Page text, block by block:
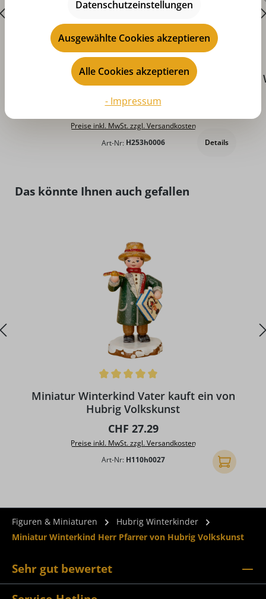
Durchschnittliche Bewertung von 5 von 5 Sternen
Winter - Anbaulandschaft rechts von
Regulärer Preis:
CHF 30.63
Preise inkl. MwSt. zzgl. Versandkosten
Art-Nr: H253h0006 Details
Produktgalerie überspringen
Das könnte Ihnen auch gefallen
Miniatur Winterkind Vater kauft ein von
Hubrig Volkskunst
Regulärer Preis:
CHF 27.29
Preise inkl. MwSt. zzgl. Versandkosten
Art-Nr: H110h0027 In den
Figuren & Miniaturen
Hubrig Winterkinder
Miniatur Winterkind Herr Pfarrer von Hubrig Volkskunst
Sehr gut bewertet
Datenschutzeinstellungen
Ausgewählte Cookies akzeptieren
Alle Cookies akzeptieren
- Impressum